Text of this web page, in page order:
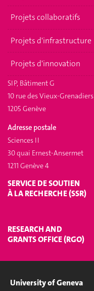
Projets collaboratifs
Projets d'infrastructure
Projets d'innovation
SIP, Bâtiment G
10 rue des Vieux-Grenadiers
1205 Genève
Adresse postale
Sciences II
30 quai Ernest-Ansermet
1211 Genève 4
SERVICE DE SOUTIEN
À LA RECHERCHE (SSR)
RESEARCH AND
GRANTS OFFICE (RGO)
University of Geneva